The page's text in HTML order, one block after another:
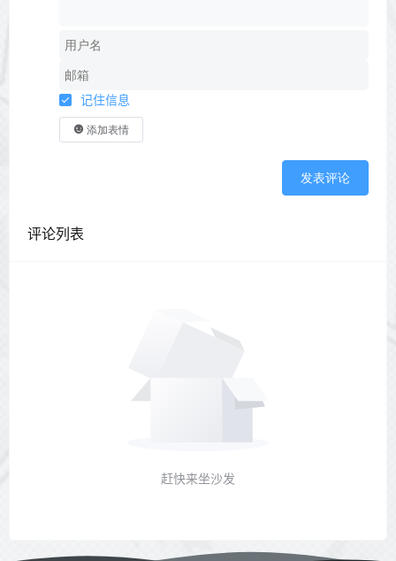
记住信息
添加表情
发表评论
评论列表
赶快来坐沙发